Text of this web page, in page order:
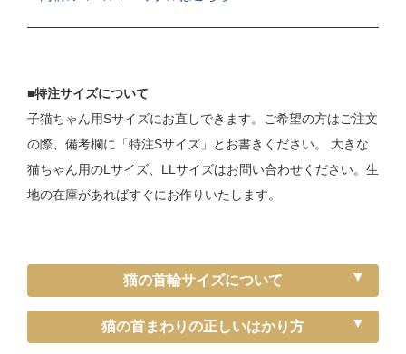
■特注サイズについて
子猫ちゃん用Sサイズにお直しできます。ご希望の方はご注文
の際、備考欄に「特注Sサイズ」とお書きください。 大きな
猫ちゃん用のLサイズ、LLサイズはお問い合わせください。生
地の在庫があればすぐにお作りいたします。
猫の首輪サイズについて
猫の首まわりの正しいはかり方